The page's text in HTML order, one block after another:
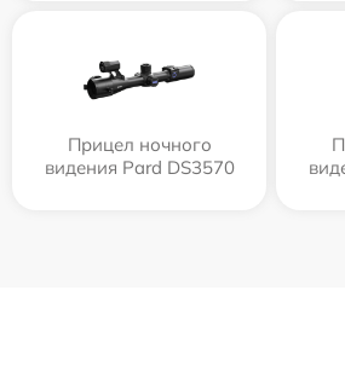
Прицел ночного
видения Pard DS3570